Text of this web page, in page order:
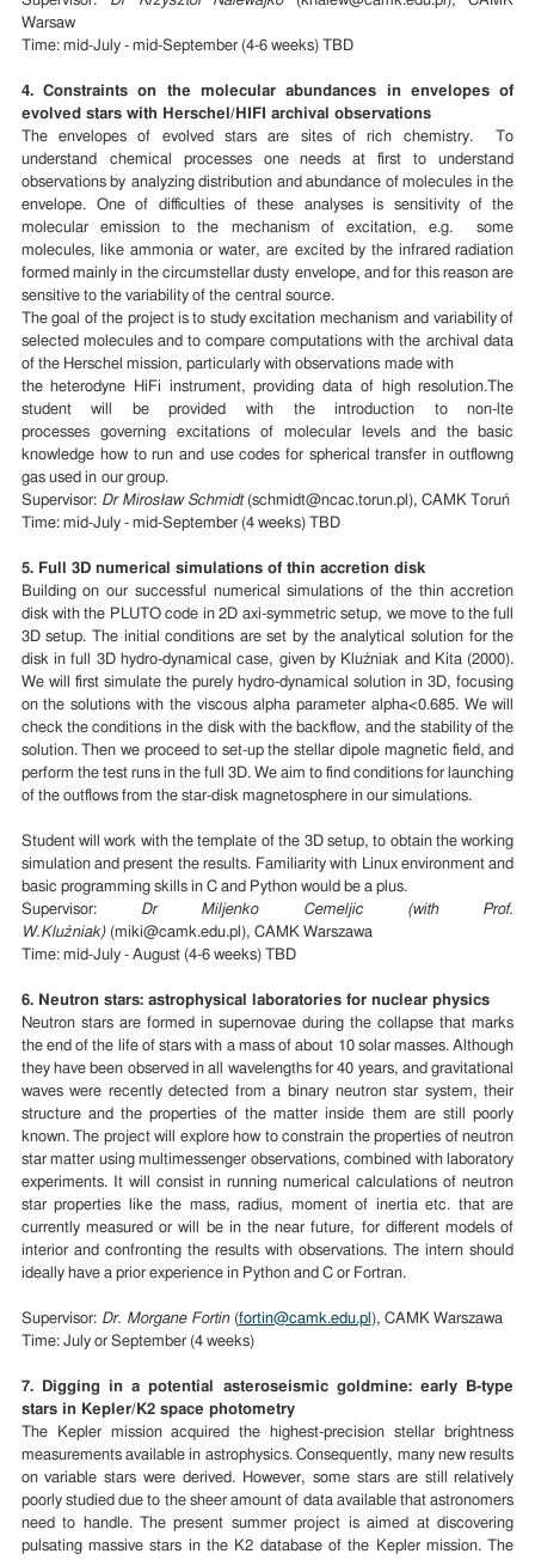
Warsaw
Time: mid-July - mid-September (4-6 weeks) TBD
4. Constraints on the molecular abundances in envelopes of
evolved stars with Herschel/HIFI archival observations
The envelopes of evolved stars are sites of rich chemistry. To
understand chemical processes one needs at first to understand
observations by analyzing distribution and abundance of molecules in the
envelope. One of difficulties of these analyses is sensitivity of the
molecular emission to the mechanism of excitation, e.g. some
molecules, like ammonia or water, are excited by the infrared radiation
formed mainly in the circumstellar dusty envelope, and for this reason are
sensitive to the variability of the central source.
The goal of the project is to study excitation mechanism and variability of
selected molecules and to compare computations with the archival data
of the Herschel mission, particularly with observations made with
the heterodyne HiFi instrument, providing data of high resolution.The
student will be provided with the introduction to non-lte
processes governing excitations of molecular levels and the basic
knowledge how to run and use codes for spherical transfer in outflowng
gas used in our group.
Supervisor: Dr Mirosław Schmidt(schmidt@ncac.torun.pl), CAMK Toruń
Time: mid-July - mid-September (4 weeks) TBD
5. Full 3D numerical simulations of thin accretion disk
Building on our successful numerical simulations of the thin accretion
disk with the PLUTO code in 2D axi-symmetric setup, we move to the full
3D setup. The initial conditions are set by the analytical solution for the
disk in full 3D hydro-dynamical case, given by Kluźniak and Kita (2000).
We will first simulate the purely hydro-dynamical solution in 3D, focusing
on the solutions with the viscous alpha parameter alpha<0.685. We will
check the conditions in the disk with the backflow, and the stability of the
solution. Then we proceed to set-up the stellar dipole magnetic field, and
perform the test runs in the full 3D. We aim to find conditions for launching
of the outflows from the star-disk magnetosphere in our simulations.
Student will work with the template of the 3D setup, to obtain the working
simulation and present the results. Familiarity with Linux environment and
basic programming skills in C and Python would be a plus.
Supervisor: Dr Miljenko Cemeljic (with Prof.
W.Kluźniak) (miki@camk.edu.pl), CAMK Warszawa
Time: mid-July - August (4-6 weeks) TBD
6. Neutron stars: astrophysical laboratories for nuclear physics
Neutron stars are formed in supernovae during the collapse that marks
the end of the life of stars with a mass of about 10 solar masses. Although
they have been observed in all wavelengths for 40 years, and gravitational
waves were recently detected from a binary neutron star system, their
structure and the properties of the matter inside them are still poorly
known. The project will explore how to constrain the properties of neutron
star matter using multimessenger observations, combined with laboratory
experiments. It will consist in running numerical calculations of neutron
star properties like the mass, radius, moment of inertia etc. that are
currently measured or will be in the near future, for different models of
interior and confronting the results with observations. The intern should
ideally have a prior experience in Python and C or Fortran.
Supervisor: Dr. Morgane Fortin(fortin@camk.edu.pl ), CAMK Warszawa
Time: July or September (4 weeks)
7. Digging in a potential asteroseismic goldmine: early B-type
stars in Kepler/K2 space photometry
The Kepler mission acquired the highest-precision stellar brightness
measurements available in astrophysics. Consequently, many new results
on variable stars were derived. However, some stars are still relatively
poorly studied due to the sheer amount of data available that astronomers
need to handle. The present summer project is aimed at discovering
pulsating massive stars in the K2 database of the Kepler mission. The